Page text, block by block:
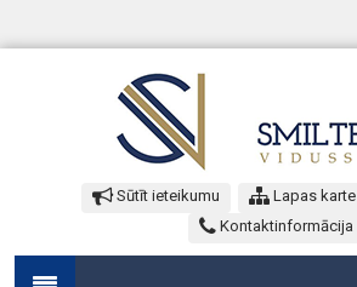
Sūtīt ieteikumu Lapas karte
Kontaktinformācija